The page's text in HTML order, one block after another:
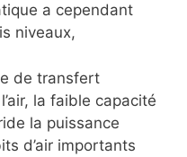
a cependant
niveaux,
de transfert
la faible capacité
la puissance
d’air importants